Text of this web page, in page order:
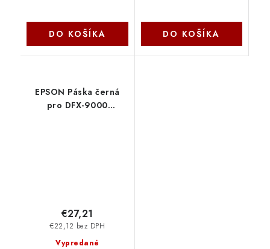
DO KOŠÍKA DO KOŠÍKA
EPSON Páska černá
pro DFX-9000
Vypredané
€22,12 bez DPH
€27,21